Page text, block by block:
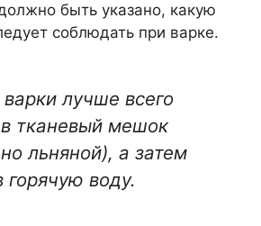
быть указано, какую
соблюдать при варке.
лучше всего
тканевый мешок
льняной), а затем
горячую воду.